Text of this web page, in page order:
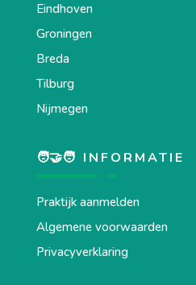
Eindhoven
Groningen
Breda
Tilburg
Nijmegen
🧑‍🤝‍🧑 INFORMATIE
Praktijk aanmelden
Algemene voorwaarden
Privacyverklaring